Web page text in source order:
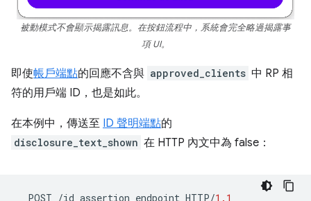
被動模式不會顯示揭露訊息。在按鈕流程中，系統會完全略過揭露事
項 UI。
即使帳戶端點的回應不含與 approved_clients 中 RP 相
符的用戶端 ID，也是如此。
在本例中，傳送至 ID 聲明端點的
disclosure_text_shown 在 HTTP 內文中為 false：
POST /id_assertion_endpoint HTTP/1.1